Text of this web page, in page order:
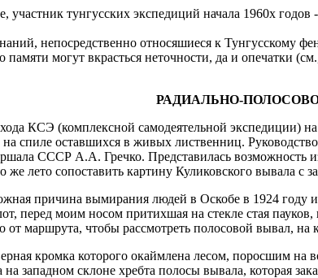
участник тунгусских экспедиций начала 1960х
непосредственно относяшиеся к Тунгусскому
памяти могут вкрасться неточности, да и опечатки
РАДИАЛЬНО-
КСЭ (комплексной самодеятельной экспедиции)
на спиле оставшихся в живых лиственниц.
СССР А.А. Гречко. Представилась возможность
же лето сопоставить картину Куликовского вывала
причина вымирания людей в Оскобе в 1924 году
перед моим носом притихшая на стекле стая
от маршрута, чтобы рассмотреть полосовой вывал, на
кромка которого окаймлена лесом, поросшим
западном склоне хребта полосы вывала, которая